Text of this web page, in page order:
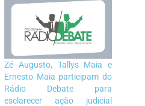
Zé Augusto, Tallys Maia e
Ernesto Maia participam do
Rádio Debate para
esclarecer ação judicial